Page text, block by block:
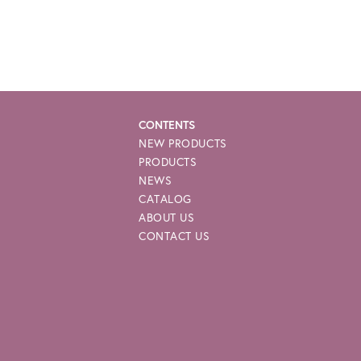
CONTENTS
NEW PRODUCTS
PRODUCTS
NEWS
CATALOG
ABOUT US
CONTACT US